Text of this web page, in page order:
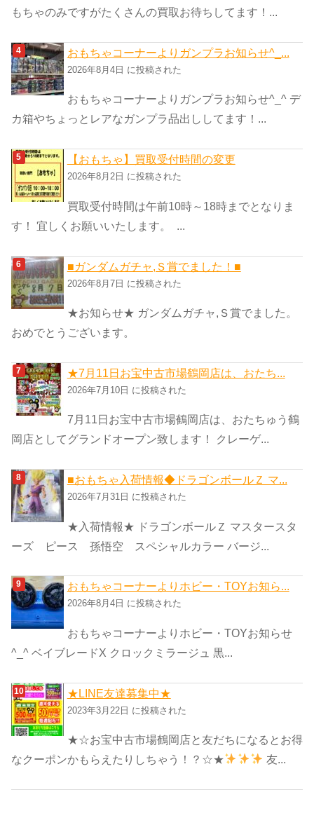
もちゃのみですがたくさんの買取お待ちしてます！...
おもちゃコーナーよりガンプラお知らせ^_...
2026年8月4日 に投稿された
おもちゃコーナーよりガンプラお知らせ^_^ デ
カ箱やちょっとレアなガンプラ品出ししてます！...
【おもちゃ】買取受付時間の変更
2026年8月2日 に投稿された
買取受付時間は午前10時～18時までとなりま
す！ 宜しくお願いいたします。 ...
■ガンダムガチャ,Ｓ賞でました！■
2026年8月7日 に投稿された
★お知らせ★ ガンダムガチャ,Ｓ賞でました。
おめでとうございます。
★7月11日お宝中古市場鶴岡店は、おたち...
2026年7月10日 に投稿された
7月11日お宝中古市場鶴岡店は、おたちゅう鶴
岡店としてグランドオープン致します！ クレーゲ...
■おもちゃ入荷情報◆ドラゴンボールＺ マ...
2026年7月31日 に投稿された
★入荷情報★ ドラゴンボールＺ マスタースタ
ーズ ピース 孫悟空 スペシャルカラー バージ...
おもちゃコーナーよりホビー・TOYお知ら...
2026年8月4日 に投稿された
おもちゃコーナーよりホビー・TOYお知らせ
^_^ ベイブレードX クロックミラージュ 黒...
★LINE友達募集中★
2023年3月22日 に投稿された
★☆お宝中古市場鶴岡店と友だちになるとお得
なクーポンかもらえたりしちゃう！？☆★
友...